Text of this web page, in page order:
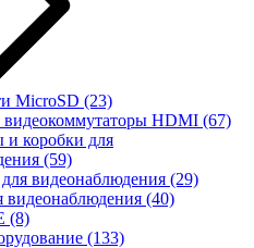
MicroSD (23)
видеокоммутаторы HDMI (67)
коробки для
(59)
видеонаблюдения (29)
видеонаблюдения (40)
(8)
(133)